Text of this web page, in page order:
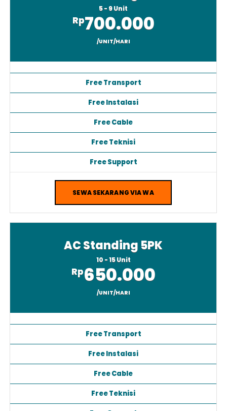
AC Standing 5PK
5 - 9 Unit
700.000
Free Transport
Free Instalasi
Free Cable
Free Teknisi
Free Support
SEWA SEKARANG VIA WA
AC Standing 5PK
10 - 15 Unit
650.000
Free Transport
Free Instalasi
Free Cable
Free Teknisi